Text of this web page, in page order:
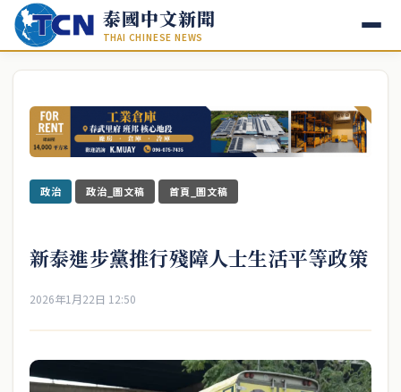
泰國中文新聞
THAI CHINESE NEWS
政治 政治_圖文稿 首頁_圖文稿
新泰進步黨推行殘障人士生活平等政策
2026年1月22日 12:50